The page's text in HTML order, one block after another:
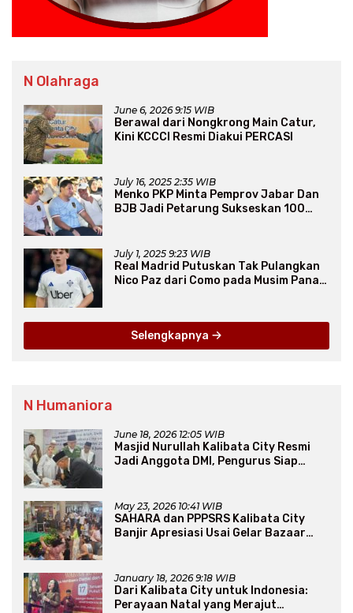
N Olahraga
June 6, 2026 9:15 WIB
Berawal dari Nongkrong Main Catur,
Kini KCCCI Resmi Diakui PERCASI
July 16, 2025 2:35 WIB
Menko PKP Minta Pemprov Jabar Dan
BJB Jadi Petarung Sukseskan 100
July 1, 2025 9:23 WIB
Real Madrid Putuskan Tak Pulangkan
Nico Paz dari Como pada Musim Panas
Selengkapnya
N Humaniora
June 18, 2026 12:05 WIB
Masjid Nurullah Kalibata City Resmi
Jadi Anggota DMI, Pengurus Siap
May 23, 2026 10:41 WIB
SAHARA dan PPPSRS Kalibata City
Banjir Apresiasi Usai Gelar Bazaar
January 18, 2026 9:18 WIB
Dari Kalibata City untuk Indonesia:
Perayaan Natal yang Merajut